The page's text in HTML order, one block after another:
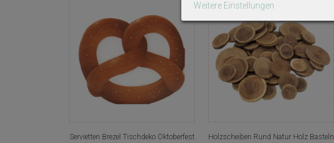
Servietten Brezel Tischdeko Oktoberfest
Holzscheiben Rund Natur Holz Basteln
Weitere Einstellungen